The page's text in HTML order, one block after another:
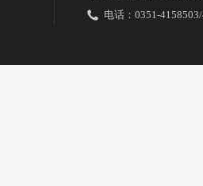
电话：0351-